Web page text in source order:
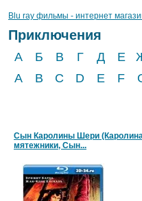
Blu ray фильмы - интернет
Приключения
А Б В Г Д Е
A
B C D E F
Сын Каролины Шери
мятежники, Сын...